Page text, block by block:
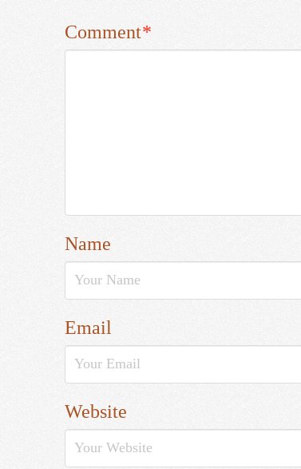
Comment*
Name
Email
Website